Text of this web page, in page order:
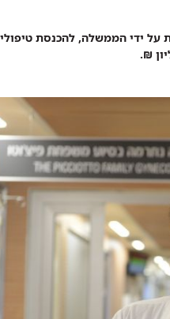
התרופות על ידי הממשלה, להכנסת